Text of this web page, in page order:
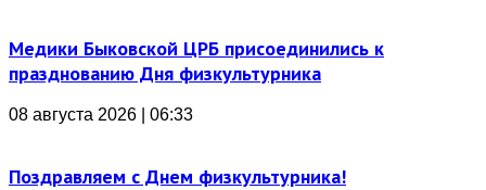
Медики Быковской ЦРБ присоединились к
празднованию Дня физкультурника
08 августа 2026 | 06:33
Поздравляем с Днем физкультурника!